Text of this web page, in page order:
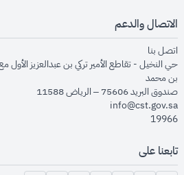
الاتصال والدعم
اتصل بنا
حي النخيل - تقاطع الأمير تركي بن عبدالعزيز الأول
بن محمد
صندوق البريد 75606 – الرياض 11588
info@cst.gov.sa
19966
تابعنا على